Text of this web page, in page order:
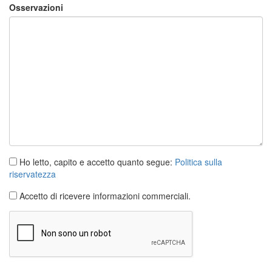
Osservazioni
Ho letto, capito e accetto quanto segue: Politica sulla
riservatezza
Accetto di ricevere informazioni commerciali.